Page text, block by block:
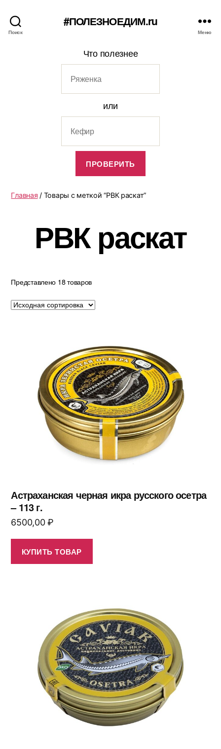
Поиск
#ПОЛЕЗНОЕДИМ.ru
Меню
Что полезнее
или
Главная / Товары с меткой “РВК раскат”
РВК раскат
Представлено 18 товаров
Астраханская черная икра русского осетра
– 113 г.
6500,00₽
КУПИТЬ ТОВАР